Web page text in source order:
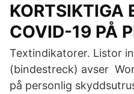
KORTSIKTIGA
COVID-19 PÅ
Textindikatorer. Listor
(bindestreck) avser
på personlig